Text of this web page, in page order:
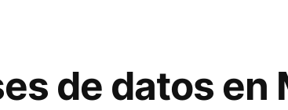
de datos en